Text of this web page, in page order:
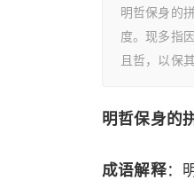
明哲保身的
度。现多指
且哲，以保
明哲保身的
成语解释：